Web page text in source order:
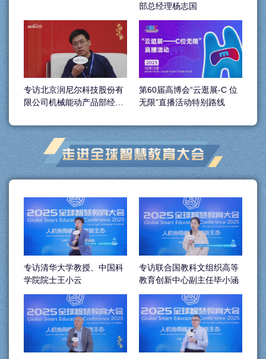
部总经理杨志国
专访北京润尼尔科技股份有
限公司机械能动产品部经理
第60届高博会“云逛展-C 位
无限”直播活动特别路线
专访清华大学教授、中国科
学院院士王小云
专访联合国教科文组织高等
教育创新中心副主任毕小涵